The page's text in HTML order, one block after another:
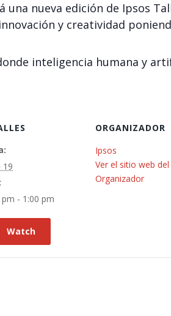
una nueva edición de Ipsos
y creatividad
inteligencia humana y
19
pm - 1:00 pm
Watch
ORGANIZADOR
Ipsos
Ver el sitio web del
Organizador